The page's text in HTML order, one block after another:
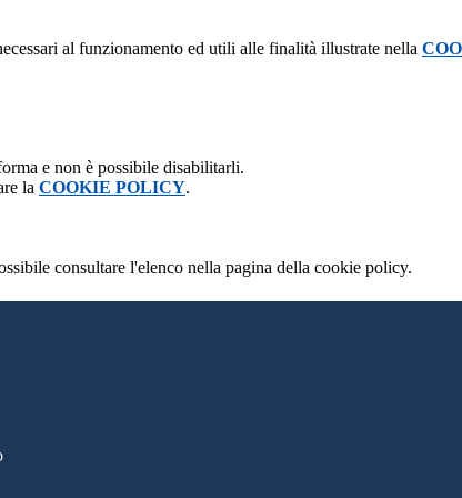
al funzionamento ed utili alle finalità illustrate nella
e non è possibile disabilitarli.
la COOKIE POLICY.
consultare l'elenco nella pagina della cookie policy.